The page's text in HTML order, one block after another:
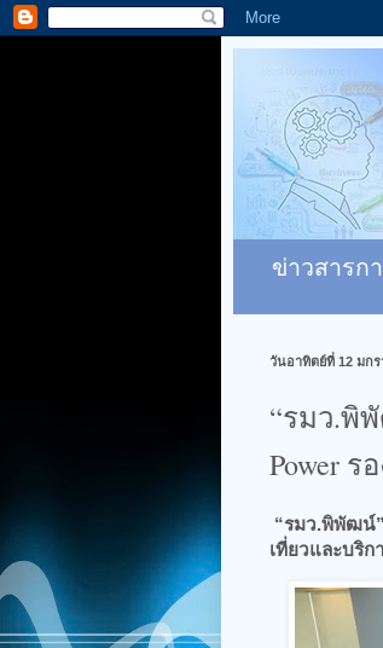
ข่าวสารก
วันอาทิตย์ที่ 12 มกร
“รมว.พิ
Power
“รมว.พิพัฒน์
เที่ยวและบริก